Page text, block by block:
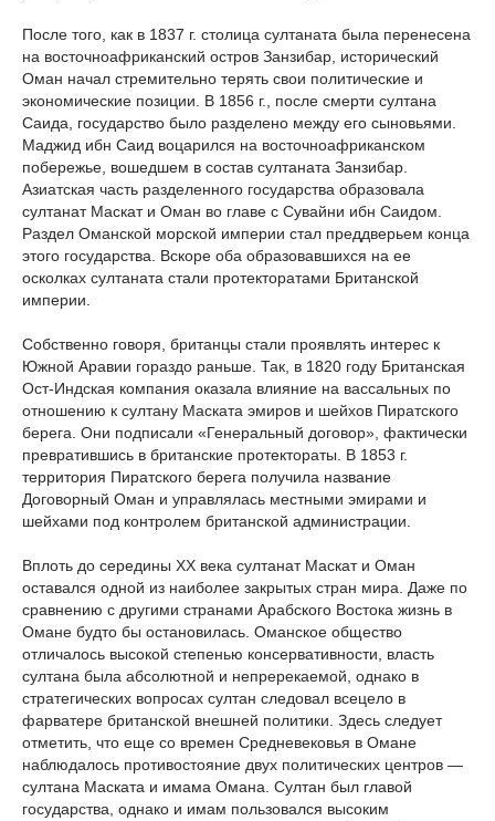
После того, как в 1837 г. столица султаната была перенесена
на восточноафриканский остров Занзибар, исторический
Оман начал стремительно терять свои политические и
экономические позиции. В 1856 г., после смерти султана
Саида, государство было разделено между его сыновьями.
Маджид ибн Саид воцарился на восточноафриканском
побережье, вошедшем в состав султаната Занзибар.
Азиатская часть разделенного государства образовала
султанат Маскат и Оман во главе с Сувайни ибн Саидом.
Раздел Оманской морской империи стал преддверьем конца
этого государства. Вскоре оба образовавшихся на ее
осколках султаната стали протекторатами Британской
империи.
Собственно говоря, британцы стали проявлять интерес к
Южной Аравии гораздо раньше. Так, в 1820 году Британская
Ост-Индская компания оказала влияние на вассальных по
отношению к султану Маската эмиров и шейхов Пиратского
берега. Они подписали «Генеральный договор», фактически
превратившись в британские протектораты. В 1853 г.
территория Пиратского берега получила название
Договорный Оман и управлялась местными эмирами и
шейхами под контролем британской администрации.
Вплоть до середины ХХ века султанат Маскат и Оман
оставался одной из наиболее закрытых стран мира. Даже по
сравнению с другими странами Арабского Востока жизнь в
Омане будто бы остановилась. Оманское общество
отличалось высокой степенью консервативности, власть
султана была абсолютной и непререкаемой, однако в
стратегических вопросах султан следовал всецело в
фарватере британской внешней политики. Здесь следует
отметить, что еще со времен Средневековья в Омане
наблюдалось противостояние двух политических центров —
султана Маската и имама Омана. Султан был главой
государства, однако и имам пользовался высоким